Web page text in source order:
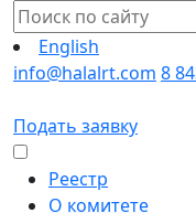
English
info@halalrt.com 8
Подать заявку
Реестр
О комитете